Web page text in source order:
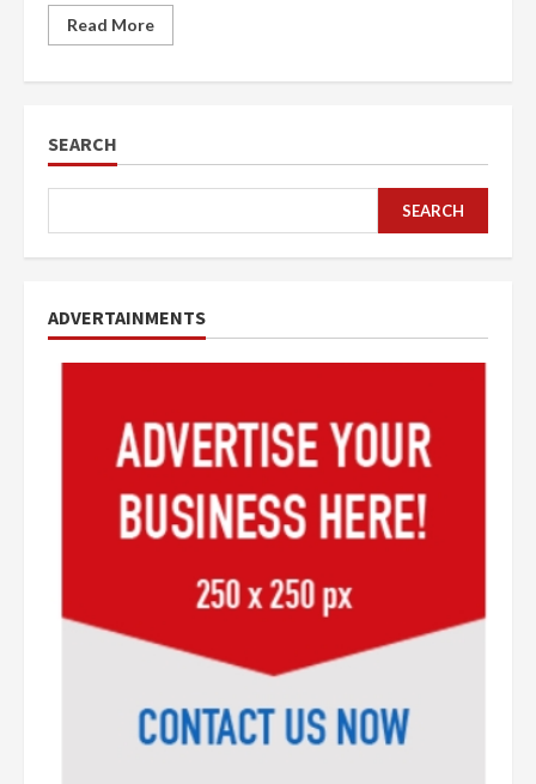
Read More
SEARCH
SEARCH
ADVERTAINMENTS